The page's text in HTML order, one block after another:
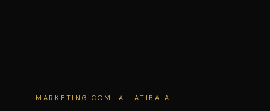
MARKETING COM IA · ATIBAIA